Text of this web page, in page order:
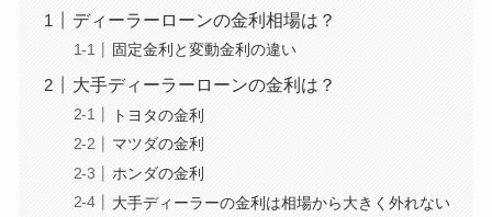
ディーラーローンの金利相場は？
固定金利と変動金利の違い
大手ディーラーローンの金利は？
トヨタの金利
マツダの金利
ホンダの金利
大手ディーラーの金利は相場から大きく外れない